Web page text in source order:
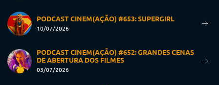
PODCAST CINEM(AÇÃO) #653: SUPERGIRL
10/07/2026
PODCAST CINEM(AÇÃO) #652: GRANDES CENAS
DE ABERTURA DOS FILMES
03/07/2026